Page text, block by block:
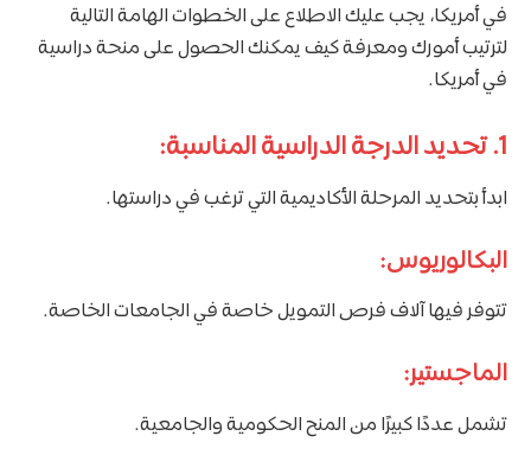
في أمريكا، يجب عليك الاطلاع على الخطوات الهامة التالية
لترتيب أمورك ومعرفة كيف يمكنك الحصول على منحة دراسية
في أمريكا.
1. تحديد الدرجة الدراسية المناسبة:
ابدأ بتحديد المرحلة الأكاديمية التي ترغب في دراستها.
البكالوريوس:
تتوفر فيها آلاف فرص التمويل خاصة في الجامعات الخاصة.
الماجستير:
تشمل عددًا كبيرًا من المنح الحكومية والجامعية.